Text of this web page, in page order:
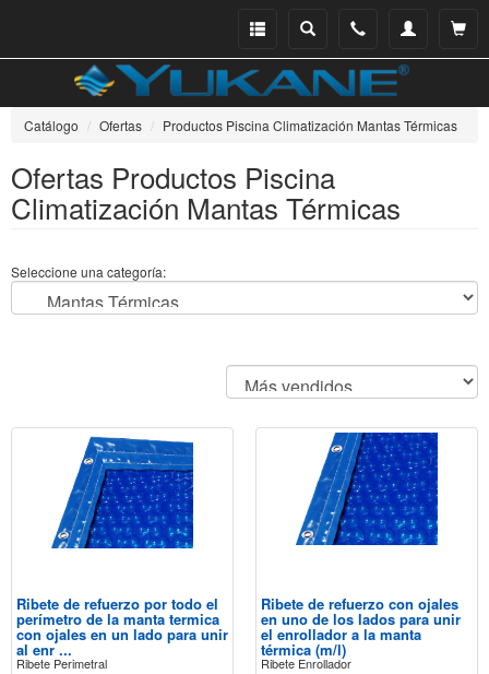
Ver
Mi
Teléfono
Buscar
Menu
Catálogo Ofertas Productos Piscina Climatización Mantas Térmicas
Ofertas Productos Piscina
Climatización Mantas Térmicas
Seleccione una categoría:
Ribete de refuerzo por todo el
perímetro de la manta termica
con ojales en un lado para unir
al enr ...
Ribete Perimetral
Ribete de refuerzo con ojales
en uno de los lados para unir
el enrollador a la manta
térmica (m/l)
Ribete Enrollador